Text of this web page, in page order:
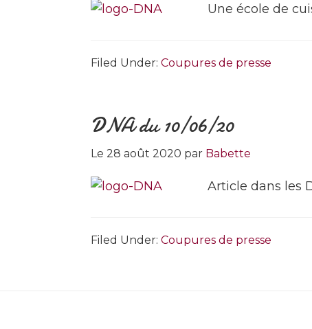
Une école de
Filed Under: Coupures de presse
DNA du 10/06/20
Le 28 août 2020 par Babette
Article dans les
Filed Under: Coupures de presse